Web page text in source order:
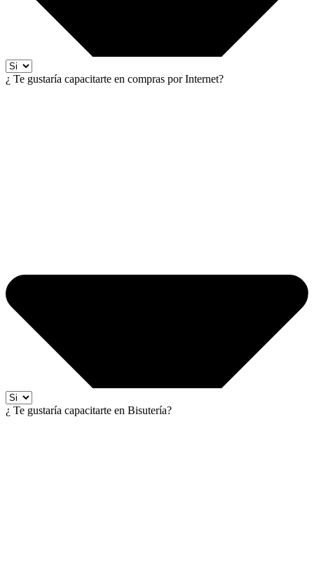
¿ Te gustaría capacitarte en compras por Internet?
¿ Te gustaría capacitarte en Bisutería?